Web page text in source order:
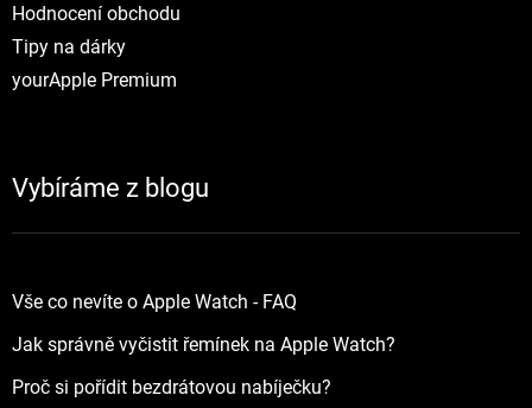
Hodnocení obchodu
Tipy na dárky
yourApple Premium
Vybíráme z blogu
Vše co nevíte o Apple Watch - FAQ
Jak správně vyčistit řemínek na Apple Watch?
Proč si pořídit bezdrátovou nabíječku?